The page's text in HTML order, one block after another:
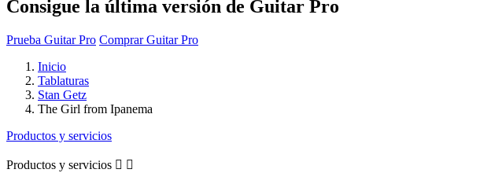
Consigue la última versión de Guitar Pro
Prueba Guitar Pro Comprar Guitar Pro
Inicio
Tablaturas
Stan Getz
The Girl from Ipanema
Productos y servicios
Productos y servicios  